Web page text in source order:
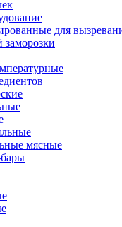
для
мясные